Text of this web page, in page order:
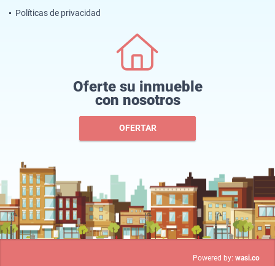
Políticas de privacidad
Oferte su inmueble
con nosotros
OFERTAR
Powered by: wasi.co